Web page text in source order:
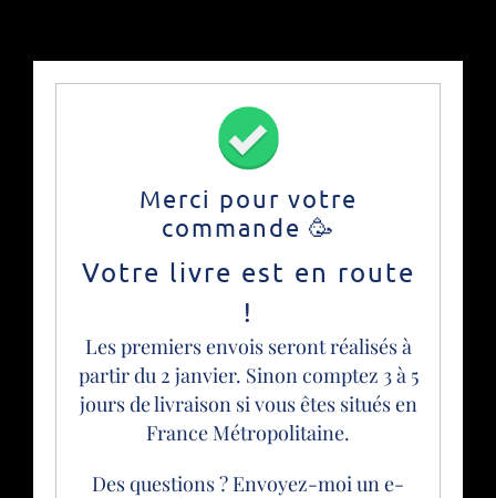
Merci pour votre
commande 🥳
Votre livre est en route
!
Les premiers envois seront réalisés à
partir du 2 janvier. Sinon comptez 3 à 5
jours de livraison si vous êtes situés en
France Métropolitaine.
Des questions ? Envoyez-moi un e-